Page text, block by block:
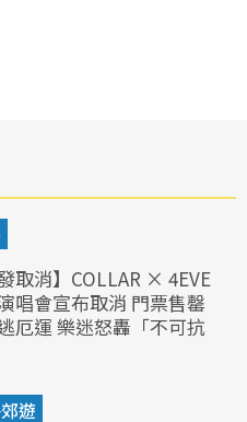
發取消】COLLAR × 4EVE
唱會宣布取消 門票售罄
厄運 樂迷怒轟「不可抗
遊